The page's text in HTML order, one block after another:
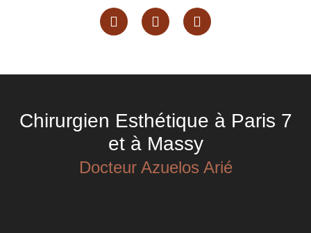
Chirurgien Esthétique à Paris 7
et à Massy
Docteur Azuelos Arié